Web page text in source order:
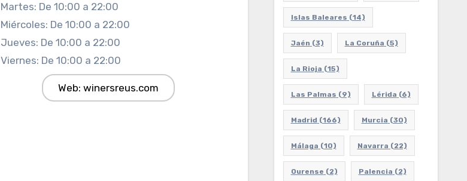
Martes: De 10:00 a 22:00
Miércoles: De 10:00 a 22:00
Jueves: De 10:00 a 22:00
Viernes: De 10:00 a 22:00
Web: winersreus.com
Islas Baleares (14)
Jaén (3) La Coruña (5)
La Rioja (15)
Las Palmas (9) Lérida (6)
Madrid (166) Murcia (30)
Málaga (10) Navarra (22)
Ourense (2) Palencia (2)